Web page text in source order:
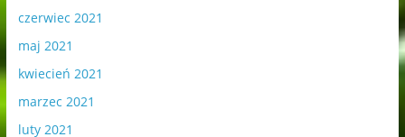
czerwiec 2021
maj 2021
kwiecień 2021
marzec 2021
luty 2021